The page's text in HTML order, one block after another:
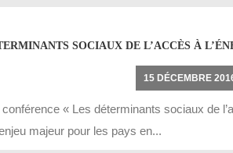
SOCIAUX DE L’ACCÈS À
15 DÉCEMBRE
« Les déterminants sociaux de
majeur pour les pays en...